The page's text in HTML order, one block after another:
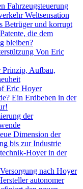
Fahrzeugsteuerung
Weltsensation
Betrüger und korrupt
die dem
bleiben?
Von Eric
Prinzip, Aufbau,
Eric Hoyer
Ein Erdbeben in der
der
Dimension der
bis zur Industrie
Hoyer in der
nach Hoyer
autonomer